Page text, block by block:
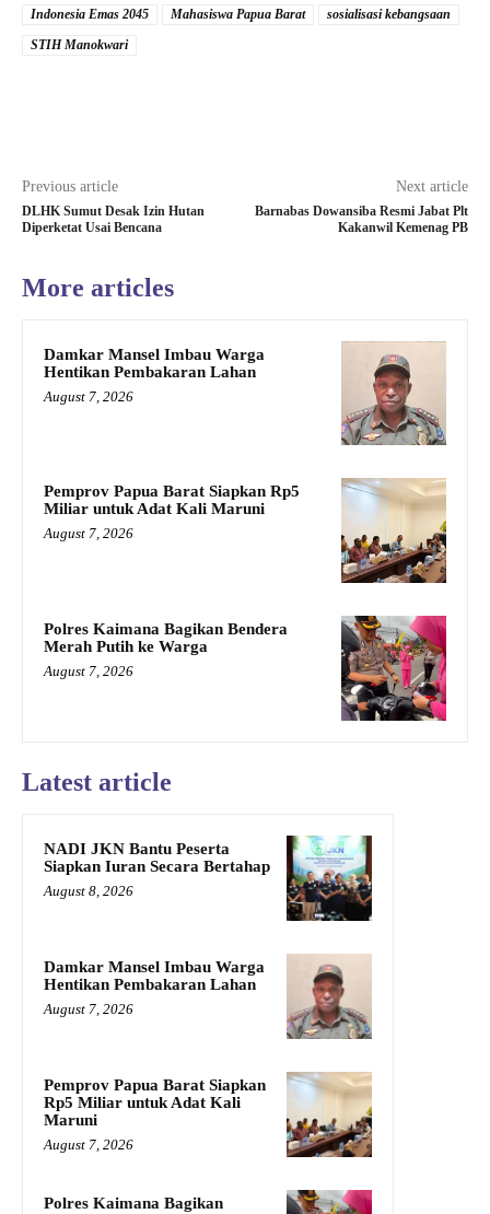
Indonesia Emas 2045 Mahasiswa Papua Barat
sosialisasi kebangsaan
STIH Manokwari
Previous article
DLHK Sumut Desak Izin Hutan
Diperketat Usai Bencana
Next article
Barnabas Dowansiba Resmi Jabat Plt
Kakanwil Kemenag PB
More articles
Damkar Mansel Imbau Warga
Hentikan Pembakaran Lahan
August 7, 2026
Pemprov Papua Barat Siapkan Rp5
Miliar untuk Adat Kali Maruni
August 7, 2026
Polres Kaimana Bagikan Bendera
Merah Putih ke Warga
August 7, 2026
Latest article
NADI JKN Bantu Peserta
Siapkan Iuran Secara Bertahap
August 8, 2026
Damkar Mansel Imbau Warga
Hentikan Pembakaran Lahan
August 7, 2026
Pemprov Papua Barat Siapkan
Rp5 Miliar untuk Adat Kali
Maruni
August 7, 2026
Polres Kaimana Bagikan